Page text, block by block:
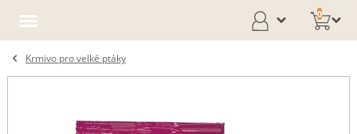
0
Krmivo pro velké ptáky